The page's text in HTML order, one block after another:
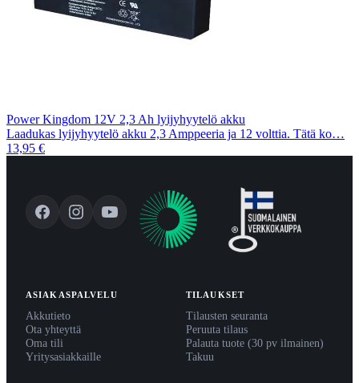
Power Kingdom 12V 2,3 Ah lyijyhyytelö akku
Laadukas lyijyhyytelö akku 2,3 Amppeeria ja 12 volttia. Tätä ko…
13,95 €
ASIAKASPALVELU
Akkutieto
Ota yhteyttä
Oma tili
Yritysasiakkaille
TILAUKSET
Tilausten seuranta
Peruuta tilaus
Palauta tuote (30 pv ilmainen)
Takuu